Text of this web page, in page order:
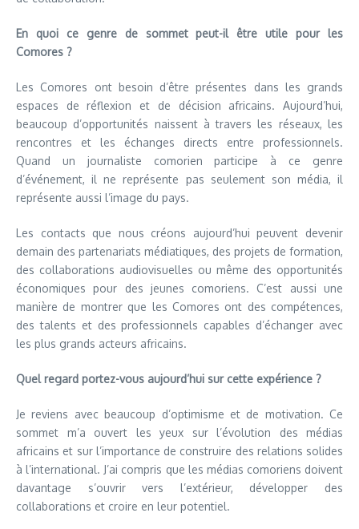
En quoi ce genre de sommet peut-il être utile pour les
Comores ?
Les Comores ont besoin d’être présentes dans les grands
espaces de réflexion et de décision africains. Aujourd’hui,
beaucoup d’opportunités naissent à travers les réseaux, les
rencontres et les échanges directs entre professionnels.
Quand un journaliste comorien participe à ce genre
d’événement, il ne représente pas seulement son média, il
représente aussi l’image du pays.
Les contacts que nous créons aujourd’hui peuvent devenir
demain des partenariats médiatiques, des projets de formation,
des collaborations audiovisuelles ou même des opportunités
économiques pour des jeunes comoriens. C’est aussi une
manière de montrer que les Comores ont des compétences,
des talents et des professionnels capables d’échanger avec
les plus grands acteurs africains.
Quel regard portez-vous aujourd’hui sur cette expérience ?
Je reviens avec beaucoup d’optimisme et de motivation. Ce
sommet m’a ouvert les yeux sur l’évolution des médias
africains et sur l’importance de construire des relations solides
à l’international. J’ai compris que les médias comoriens doivent
davantage s’ouvrir vers l’extérieur, développer des
collaborations et croire en leur potentiel.